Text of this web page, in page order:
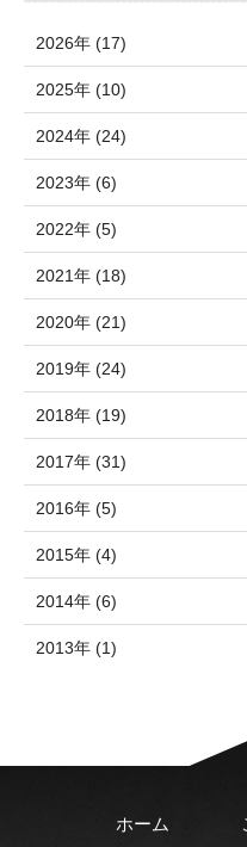
2026年 (17)
2025年 (10)
2024年 (24)
2023年 (6)
2022年 (5)
2021年 (18)
2020年 (21)
2019年 (24)
2018年 (19)
2017年 (31)
2016年 (5)
2015年 (4)
2014年 (6)
2013年 (1)
ホーム